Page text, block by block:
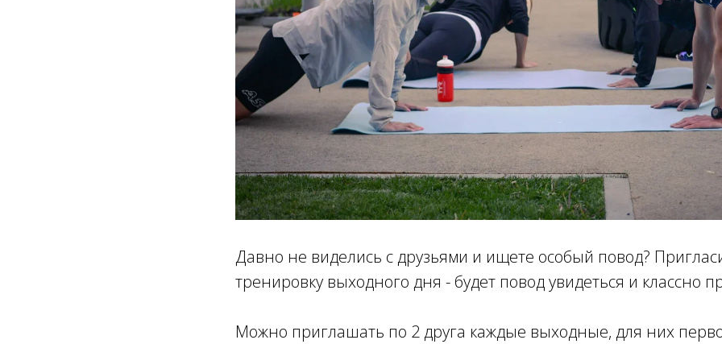
Давно не виделись с друзьями и ищете особый повод?
тренировку выходного дня - будет повод увидеться и классно
Можно приглашать по 2 друга каждые выходные, для них